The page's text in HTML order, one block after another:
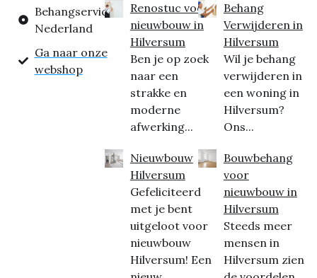
Behangservice
Nederland
Ga naar onze
webshop
Renostuc voor
nieuwbouw in
Hilversum
Ben je op zoek
naar een
strakke en
moderne
afwerking...
Nieuwbouw
Hilversum
Gefeliciteerd
met je bent
uitgeloot voor
nieuwbouw
Hilversum! Een
Behang
Verwijderen in
Hilversum
Wil je behang
verwijderen in
een woning in
Hilversum?
Ons...
Bouwbehang
voor
nieuwbouw in
Hilversum
Steeds meer
mensen in
Hilversum zien